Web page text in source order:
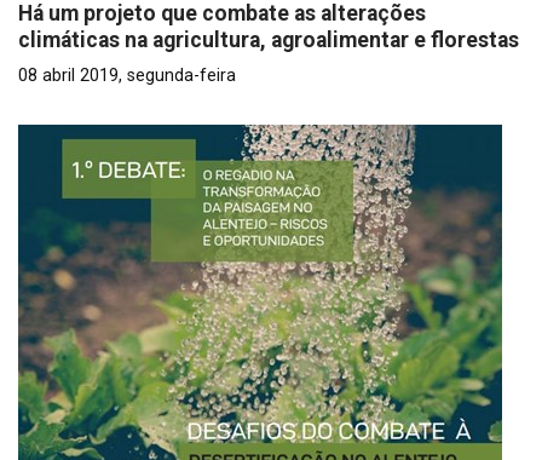
Há um projeto que combate as alterações
climáticas na agricultura, agroalimentar e florestas
08 abril 2019, segunda-feira